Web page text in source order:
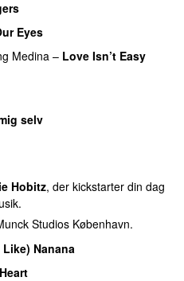
Eyes
Medina – Love Isn’t Easy
selv
Hobitz, der kickstarter din dag
Studios København.
Nanana